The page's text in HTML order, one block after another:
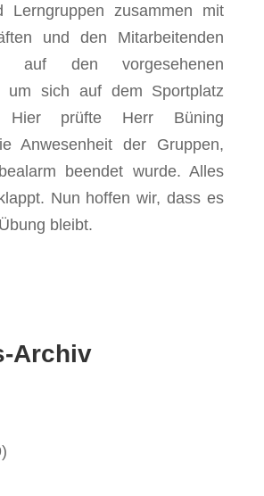
Lerngruppen zusammen mit
und den Mitarbeitenden
auf den vorgesehenen
um sich auf dem Sportplatz
Hier prüfte Herr Büning
Anwesenheit der Gruppen,
beendet wurde. Alles
Nun hoffen wir, dass es
bleibt.
Archiv